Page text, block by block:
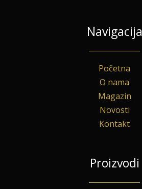
Navigacija
Početna
O nama
Magazin
Novosti
Kontakt
Proizvodi